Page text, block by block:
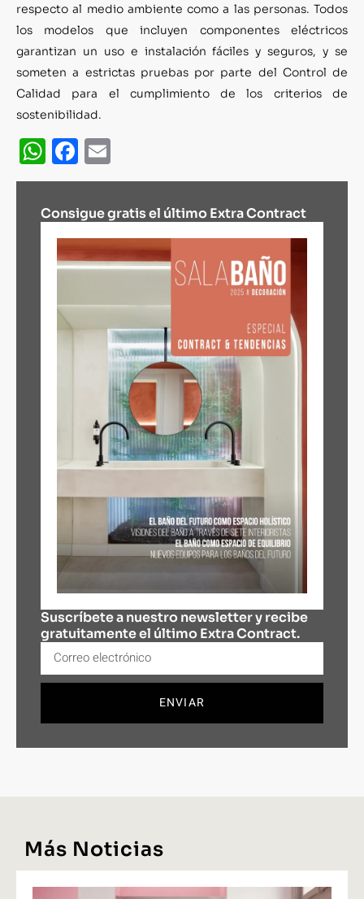
respecto al medio ambiente como a las personas. Todos
los modelos que incluyen componentes eléctricos
garantizan un uso e instalación fáciles y seguros, y se
someten a estrictas pruebas por parte del Control de
Calidad para el cumplimiento de los criterios de
sostenibilidad.
WhatsApp
Facebook
Consigue gratis el último Extra Contract
Suscríbete a nuestro newsletter y recibe
gratuitamente el último Extra Contract.
ENVIAR
Más Noticias